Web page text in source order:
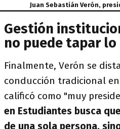
Juan Sebastián Verón,
Gestión
no puede tapar
Finalmente, Verón se
conducción tradicional
calificó como "muy
en Estudiantes busca
de una sola persona,